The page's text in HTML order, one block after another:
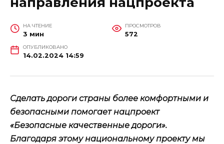
НА ЧТЕНИЕ
3 мин
ПРОСМОТРОВ
572
ОПУБЛИКОВАНО
14.02.2024 14:59
Сделать дороги страны более комфортными и
безопасными помогает нацпроект
«Безопасные качественные дороги».
Благодаря этому национальному проекту мы